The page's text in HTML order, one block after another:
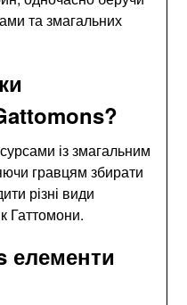
та змагальних
із змагальним
гравцям збирати
різні види
Гаттомони.
елементи